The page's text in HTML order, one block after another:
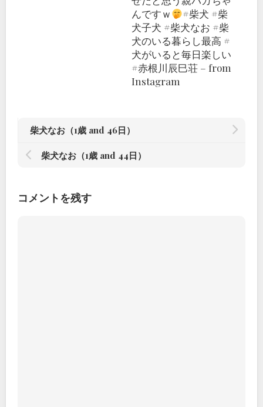
んですｗ
#柴犬 #柴
犬子犬 #柴犬なお #柴
犬のいる暮らし最高 #
犬がいると毎日楽しい
#赤根川辰巳荘 – from
Instagram
柴犬なお（1歳 and 46日）
柴犬なお（1歳 and 44日）
コメントを残す